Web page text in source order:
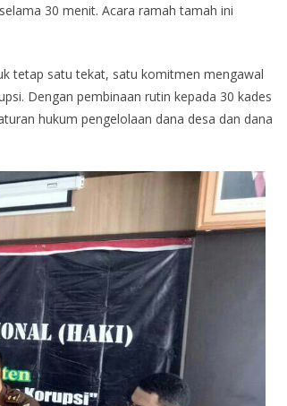
30 menit. Acara ramah tamah ini
tetap satu tekat, satu komitmen mengawal
Dengan pembinaan rutin kepada 30 kades
hukum pengelolaan dana desa dan dana